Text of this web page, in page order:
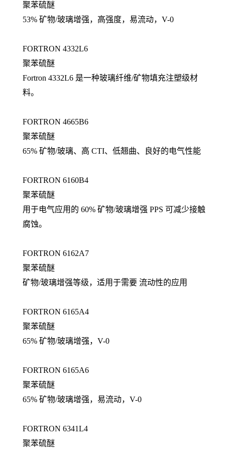
聚苯硫醚
53% 矿物/玻璃增强，高强度，易流动，V-0
FORTRON 4332L6
聚苯硫醚
Fortron 4332L6 是一种玻璃纤维/矿物填充注塑级材
料。
FORTRON 4665B6
聚苯硫醚
65% 矿物/玻璃、高 CTI、低翘曲、良好的电气性能
FORTRON 6160B4
聚苯硫醚
用于电气应用的 60% 矿物/玻璃增强 PPS 可减少接触
腐蚀。
FORTRON 6162A7
聚苯硫醚
矿物/玻璃增强等级，适用于需要 流动性的应用
FORTRON 6165A4
聚苯硫醚
65% 矿物/玻璃增强，V-0
FORTRON 6165A6
聚苯硫醚
65% 矿物/玻璃增强，易流动，V-0
FORTRON 6341L4
聚苯硫醚